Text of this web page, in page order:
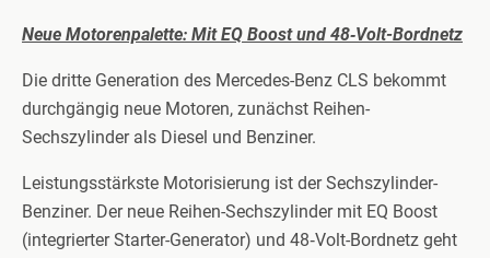
Neue Motorenpalette: Mit EQ Boost und 48‑Volt-Bordnetz
Die dritte Generation des Mercedes-Benz CLS bekommt
durchgängig neue Motoren, zunächst Reihen-
Sechszylinder als Diesel und Benziner.
Leistungsstärkste Motorisierung ist der Sechszylinder-
Benziner. Der neue Reihen-Sechszylinder mit EQ Boost
(integrierter Starter-Generator) und 48‑Volt-Bordnetz geht